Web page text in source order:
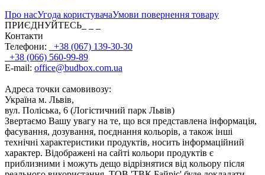
Про насУгода користувачаУмови повернення товару
ПРИЄДНУЙТЕСЬ
Контакти
Телефони:
+38 (067) 139-30-30
+38 (066) 560-99-89
E-mail: office@budbox.com.ua
Адреса точки самовивозу:
Україна м. Львів,
вул. Поліська, 6 (Логістичний парк Львів)
Звертаємо Вашу увагу на те, що вся представлена інформація,
фасування, дозування, поєднання кольорів, а також інші
технічні характеристики продуктів, носить інформаційний
характер. Відображені на сайті кольори продуктів є
приблизними і можуть дещо відрізнятися від кольору після